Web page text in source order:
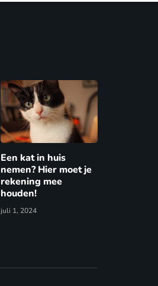
Een kat in huis
nemen? Hier moet je
rekening mee
houden!
juli 1, 2024